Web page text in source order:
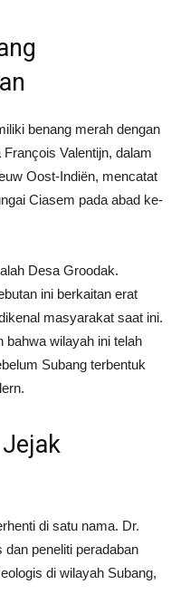
benang merah dengan
Valentijn, dalam
Oost-Indiën, mencatat
Ciasem pada abad ke-
Desa Groodak.
ini berkaitan erat
masyarakat saat ini.
bahwa wilayah ini telah
Subang terbentuk
di satu nama. Dr.
dan peneliti peradaban
di wilayah Subang,